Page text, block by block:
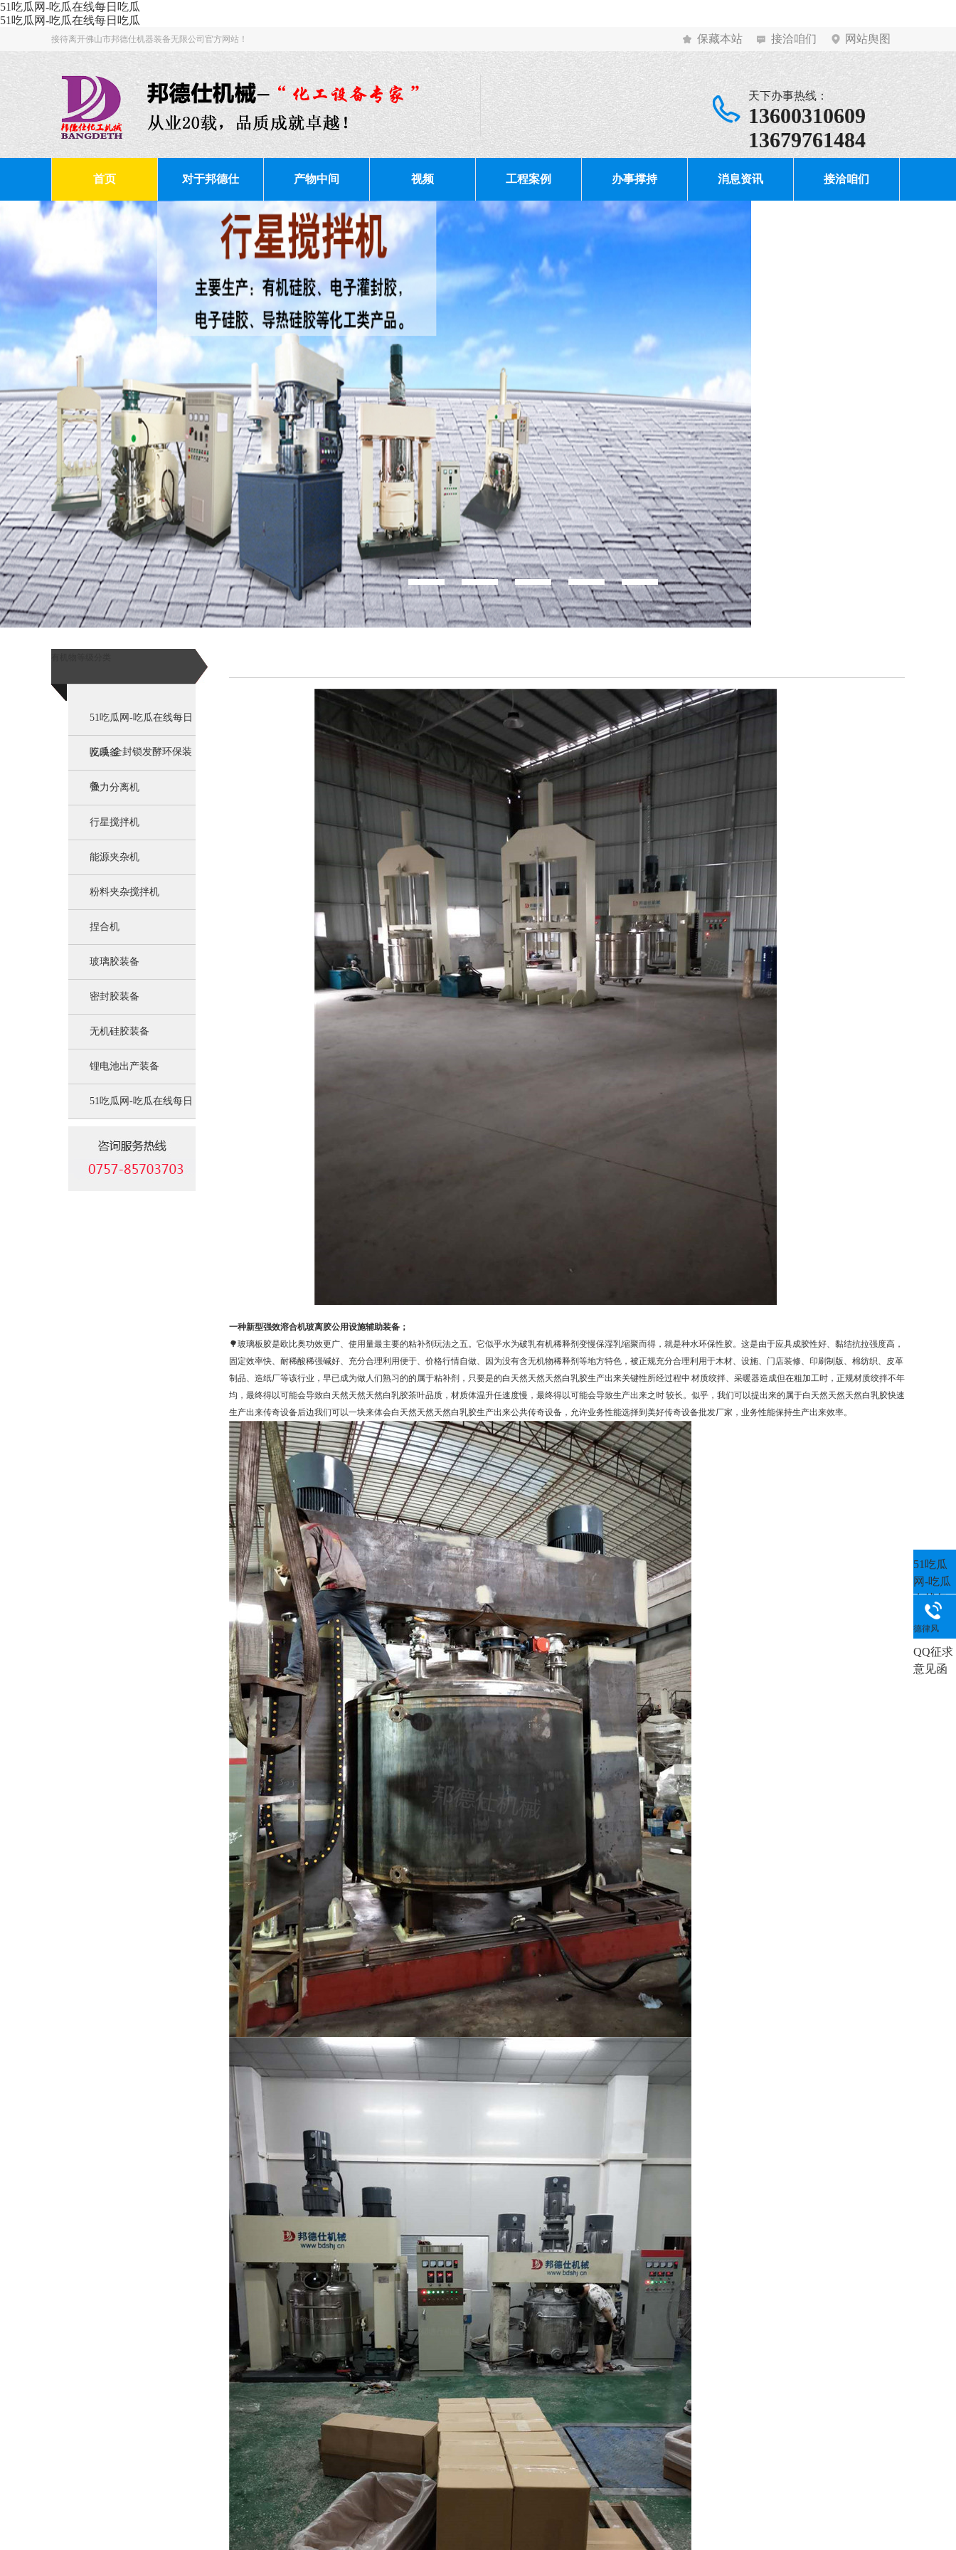
51吃瓜网-吃瓜在线每日吃瓜
51吃瓜网-吃瓜在线每日吃瓜
保藏本站
接洽咱们 网站舆图
接待离开佛山市邦德仕机器装备无限公司官方网站！
天下办事热线：
13600310609
13679761484
首页 对于邦德仕 产物中间 视频 工程案例 办事撑持 消息资讯 接洽咱们
51吃瓜网-吃瓜在线每日
吃瓜:全封锁发酵环保装
备
反映釜
强力分离机
行星搅拌机
能源夹杂机
粉料夹杂搅拌机
捏合机
玻璃胶装备
密封胶装备
无机硅胶装备
锂电池出产装备
51吃瓜网-吃瓜在线每日
备
一种新型强效溶合机玻离胶公用设施辅助装备；
🌳玻璃板胶是欧比奥功效更广、使用量最主要的粘补剂玩法之五。它似乎水为破乳有机稀释剂变慢保湿乳缩聚而得，就是种水环保性胶。这是由于应具成胶性好、黏结抗拉强度高，
固定效率快、耐稀酸稀强碱好、充分合理利用便于、价格行情自做、因为没有含无机物稀释剂等地方特色，被正规充分合理利用于木材、设施、门店装修、印刷制版、棉纺织、皮革
制品、造纸厂等该行业，早已成为做人们熟习的的属于粘补剂，只要是的白天然天然天然白乳胶生产出来关键性所经过程中 材质绞拌、采暖器造成但在粗加工时，正规材质绞拌不年
均，最终得以可能会导致白天然天然天然白乳胶茶叶品质，材质体温升任速度慢，最终得以可能会导致生产出来之时 较长。似乎，我们可以提出来的属于白天然天然天然白乳胶快速
生产出来传奇设备后边我们可以一块来体会白天然天然天然白乳胶生产出来公共传奇设备，允许业务性能选择到美好传奇设备批发厂家，业务性能保持生产出来效率。
51吃瓜
网-吃瓜
在线每
日吃瓜:
QQ征求
意见函
德律风